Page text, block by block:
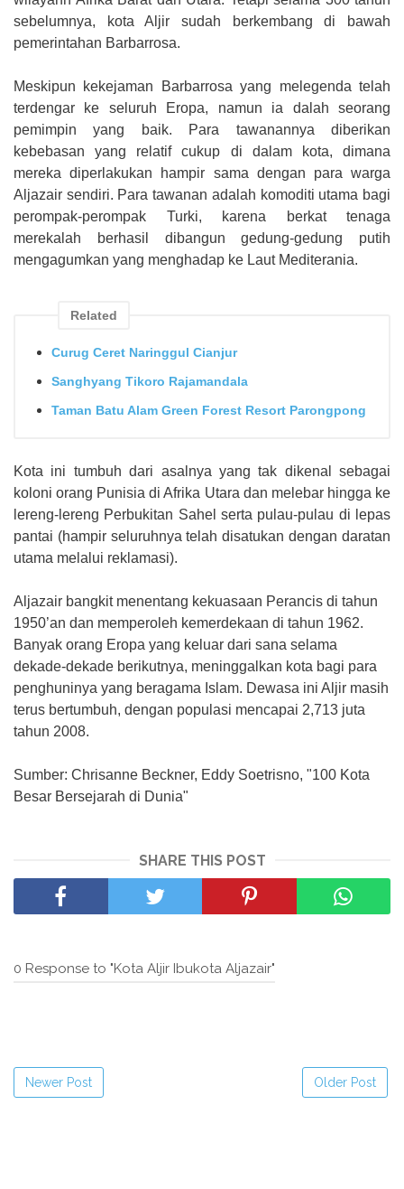
sebelumnya, kota Aljir sudah berkembang di bawah
pemerintahan Barbarrosa.
Meskipun kekejaman Barbarrosa yang melegenda telah
terdengar ke seluruh Eropa, namun ia dalah seorang
pemimpin yang baik. Para tawanannya diberikan
kebebasan yang relatif cukup di dalam kota, dimana
mereka diperlakukan hampir sama dengan para warga
Aljazair sendiri. Para tawanan adalah komoditi utama bagi
perompak-perompak Turki, karena berkat tenaga
merekalah berhasil dibangun gedung-gedung putih
mengagumkan yang menghadap ke Laut Mediterania.
Related
Curug Ceret Naringgul Cianjur
Sanghyang Tikoro Rajamandala
Taman Batu Alam Green Forest Resort Parongpong
Kota ini tumbuh dari asalnya yang tak dikenal sebagai
koloni orang Punisia di Afrika Utara dan melebar hingga ke
lereng-lereng Perbukitan Sahel serta pulau-pulau di lepas
pantai (hampir seluruhnya telah disatukan dengan daratan
utama melalui reklamasi).
Aljazair bangkit menentang kekuasaan Perancis di tahun
1950’an dan memperoleh kemerdekaan di tahun 1962.
Banyak orang Eropa yang keluar dari sana selama
dekade-dekade berikutnya, meninggalkan kota bagi para
penghuninya yang beragama Islam. Dewasa ini Aljir masih
terus bertumbuh, dengan populasi mencapai 2,713 juta
tahun 2008.
Sumber: Chrisanne Beckner, Eddy Soetrisno, "100 Kota
Besar Bersejarah di Dunia"
SHARE THIS POST
0 Response to "Kota Aljir Ibukota Aljazair"
Newer Post Older Post